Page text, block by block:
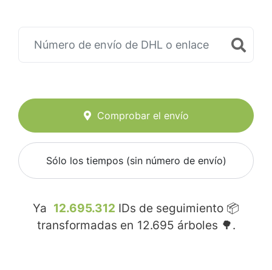
Comprobar el envío
Sólo los tiempos (sin número de envío)
Ya 12.695.312 IDs de seguimiento 📦
transformadas en 12.695 árboles 🌳.